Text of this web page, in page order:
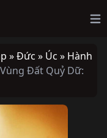
»Đức » Úc » Hành
Vùng Đất Quỷ Dữ: